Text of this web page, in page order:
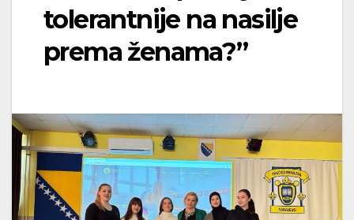
tolerantnije na nasilje
prema ženama?”